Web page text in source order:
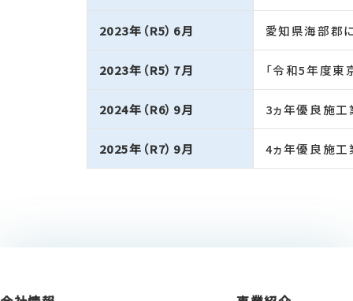
2023年（R5）6月 愛知県海部郡
2023年（R5）7月 「令和5年度東
2024年（R6）9月 3ヵ年優良施工
2025年（R7）9月 4ヵ年優良施工